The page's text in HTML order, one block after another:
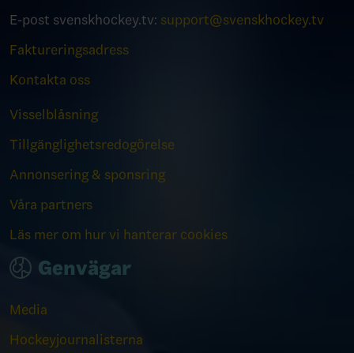
E-post svenskhockey.tv: support@svenskhockey.tv
Faktureringsadress
Kontakta oss
Visselblåsning
Tillgänglighetsredogörelse
Annonsering & sponsring
Våra partners
Läs mer om hur vi hanterar cookies
Genvägar
Media
Hockeyjournalisterna